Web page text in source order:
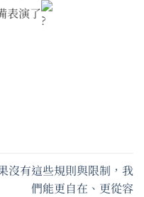
表演了
沒有這些規則與限制，我
們能更自在、更從容